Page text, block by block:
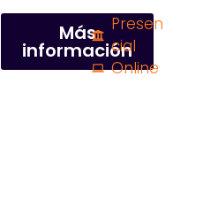
Más
información
Presen
cial
Online